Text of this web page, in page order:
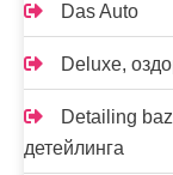
Das Auto
Deluxe,
Detailing
детейлинга